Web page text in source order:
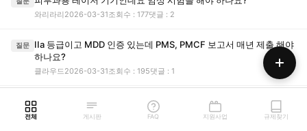
와리라리 2026-03-31조회수 : 177댓글 : 2
질문
IIa 등급이고 MDD 인증 있는데 PMS, PMCF 보고서 매년 제출 해야
하나요?
클라우드2026-03-31조회수 : 195댓글 : 1
질문 MDD유효기간이 24년까진데, 자동연장인가요?
eorlfdl1 2026-03-30 댓글 : 1
전체 게시판 FAQ 지원사업 규제찾기